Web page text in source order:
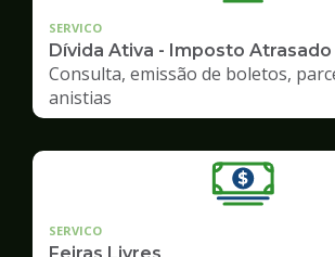
SERVICO
Dívida Ativa - Imposto Atrasado
Consulta, emissão de boletos,
anistias
SERVICO